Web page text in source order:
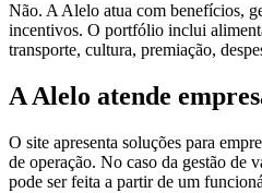
Não. A Alelo atua com benefícios,
incentivos. O portfólio inclui
transporte, cultura, premiação,
A Alelo atende
O site apresenta soluções para
de operação. No caso da gestão de
pode ser feita a partir de um